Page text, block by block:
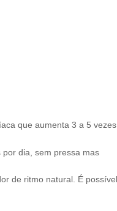
que aumenta 3 a 5 vezes
dia, sem pressa mas
de ritmo natural. É possível